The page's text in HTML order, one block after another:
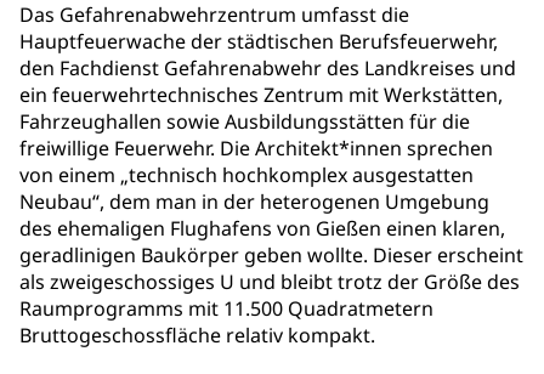
Das Gefahrenabwehrzentrum umfasst die
Hauptfeuerwache der städtischen Berufsfeuerwehr,
den Fachdienst Gefahrenabwehr des Landkreises und
ein feuerwehrtechnisches Zentrum mit Werkstätten,
Fahrzeughallen sowie Ausbildungsstätten für die
freiwillige Feuerwehr. Die Architekt*innen sprechen
von einem „technisch hochkomplex ausgestatten
Neubau“, dem man in der heterogenen Umgebung
des ehemaligen Flughafens von Gießen einen klaren,
geradlinigen Baukörper geben wollte. Dieser erscheint
als zweigeschossiges U und bleibt trotz der Größe des
Raumprogramms mit 11.500 Quadratmetern
Bruttogeschossfläche relativ kompakt.